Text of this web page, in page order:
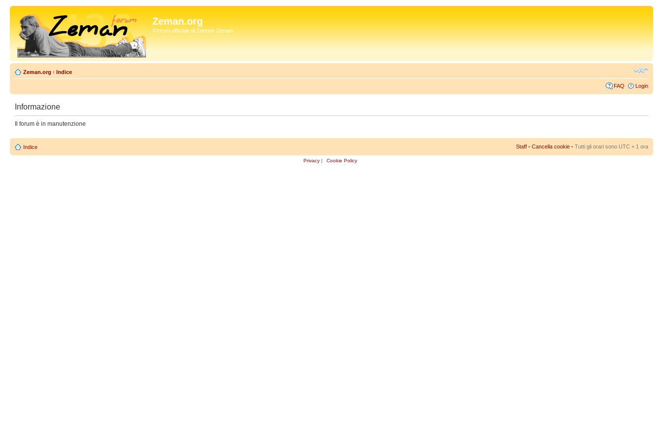
Zeman.org
Il forum ufficiale di Zdenek Zeman
Zeman.org ‹ Indice
FAQ Login
Informazione
Il forum è in manutenzione
Indice Staff • Cancella cookie • Tutti gli orari sono UTC + 1 ora
Privacy | Cookie Policy